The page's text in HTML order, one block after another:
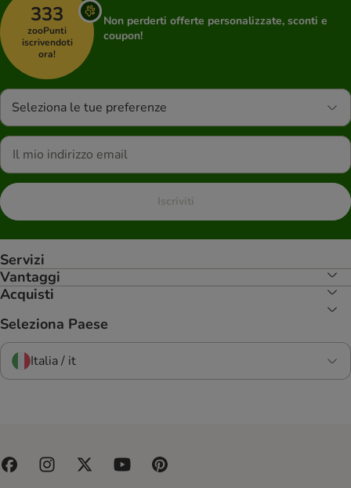
333
zooPunti
iscrivendoti
ora!
Non perderti offerte personalizzate, sconti e
coupon!
Seleziona le tue preferenze
Iscriviti
Servizi
Vantaggi
Acquisti
Seleziona Paese
Italia / it